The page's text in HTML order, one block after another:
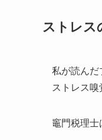
ストレス
私が読んだ
ストレス嗅
竈門税理士